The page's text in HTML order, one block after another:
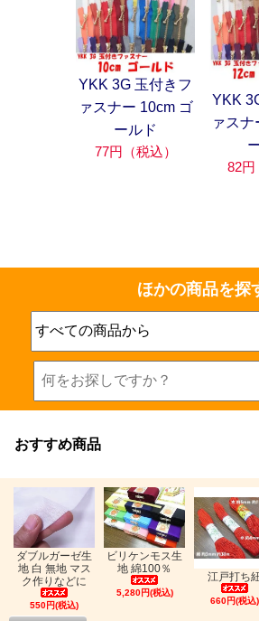
YKK 3G 玉付きフ
ァスナー 10cm ゴ
ールド
77円（税込）
YKK
ァス
82円
ほかの商品を探
おすすめ商品
ダブルガーゼ生
地 白 無地 マス
ク作りなどに
550円(税込)
ビリケンモス生
地 綿100％
5,280円(税込)
江戸打ち
660円(税込)